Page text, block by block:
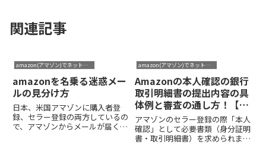
関連記事
amazon(アマゾン)でネットショップ
amazonを名乗る迷惑メー
ルの見分け方
日本、米国アマゾンに購入者登
録、セラー登録の両方しているの
で、アマゾンからメールが届くこ
amazon(アマゾン)でネットショップ
Amazonの本人確認の銀行
取引明細書の提出内容の具
体例と審査の通し方！【ジ
ャパンネット銀行・
PayPay銀行】
アマゾンのセラー登録の際「本人
確認」として必要書類（身分証明
書・取引明細書）を求められま